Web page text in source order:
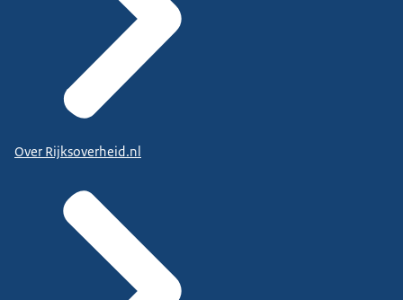
Over Rijksoverheid.nl